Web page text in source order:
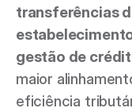
transferências
gestão de
maior